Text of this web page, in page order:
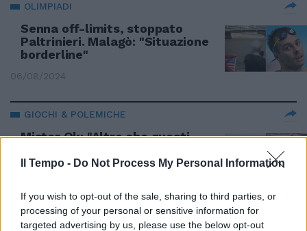
Il Tempo - Do Not Process My Personal Information
If you wish to opt-out of the sale, sharing to third parties, or
processing of your personal or sensitive information for
targeted advertising by us, please use the below opt-out
OLIMPIADI
Senna off-limits, stoppato
Paltrinieri. Malagò: "Situazione
borderline"
06/08/2024
GIOCHI & POLEMICHE
Mister Ok: "Altro che questi
Senna..."
SCINTILLE IN TV